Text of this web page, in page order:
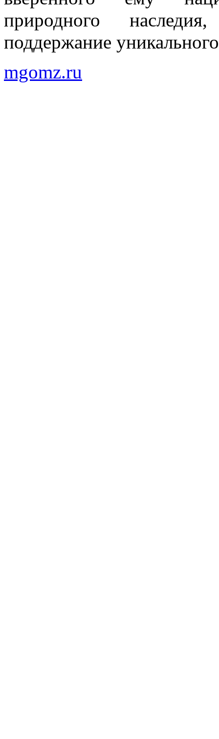
природного
поддержание
mgomz.ru